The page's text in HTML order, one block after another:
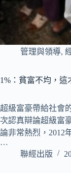
管理與領導,
1%：貧富不均，這
超級富豪帶給社會
次認真辯論超級富
論非常熱烈，2012
…
聯經出版